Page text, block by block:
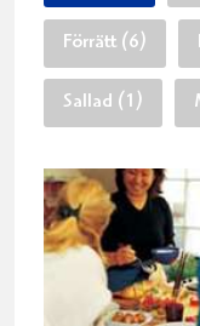
Förrätt (6)
Sallad (1)